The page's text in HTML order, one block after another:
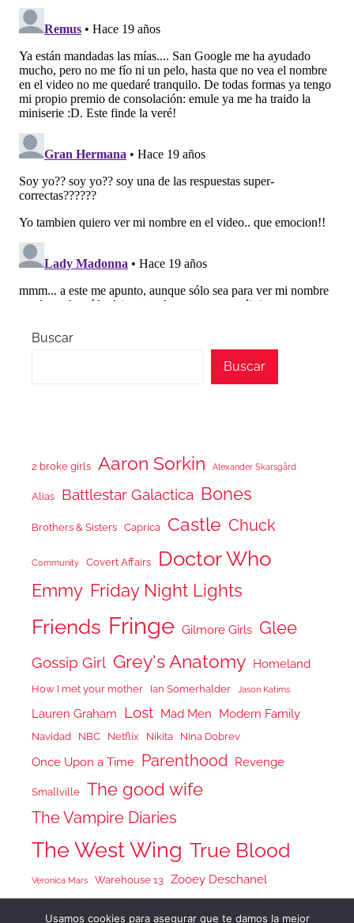
Buscar
Buscar
2 broke girls Aaron Sorkin Alexander Skarsgård
Alias Battlestar Galactica Bones
Brothers & Sisters Caprica Castle Chuck
Community Covert Affairs Doctor Who
Emmy Friday Night Lights
Friends Fringe Gilmore Girls Glee
Gossip Girl Grey's Anatomy Homeland
How I met your mother Ian Somerhalder Jason Katims
Lauren Graham Lost Mad Men Modern Family
Navidad NBC Netflix Nikita Nina Dobrev
Once Upon a Time Parenthood Revenge
Smallville The good wife
The Vampire Diaries
The West Wing True Blood
Veronica Mars Warehouse 13 Zooey Deschanel
Usamos cookies para asegurar que te damos la mejor